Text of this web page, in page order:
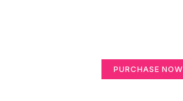
PURCHASE NOW